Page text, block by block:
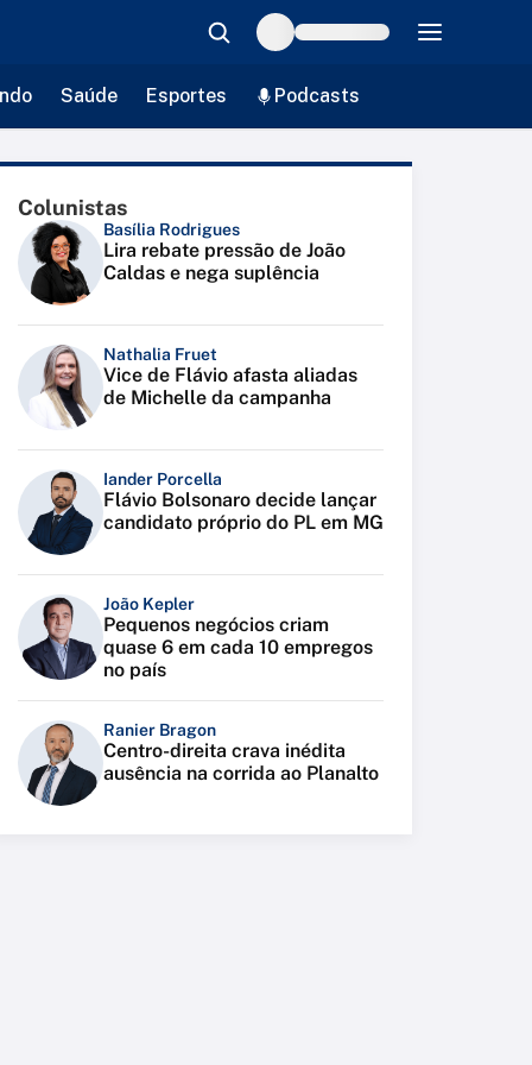
Saúde Esportes Podcasts
Colunistas
Basília Rodrigues
Lira rebate pressão de João
Caldas e nega suplência
Nathalia Fruet
Vice de Flávio afasta aliadas
de Michelle da campanha
Iander Porcella
Flávio Bolsonaro decide lançar
candidato próprio do PL em MG
João Kepler
Pequenos negócios criam
quase 6 em cada 10 empregos
no país
Ranier Bragon
Centro-direita crava inédita
ausência na corrida ao Planalto